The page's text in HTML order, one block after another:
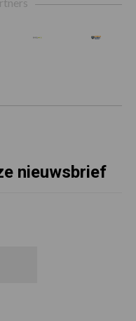
nieuwsbrief